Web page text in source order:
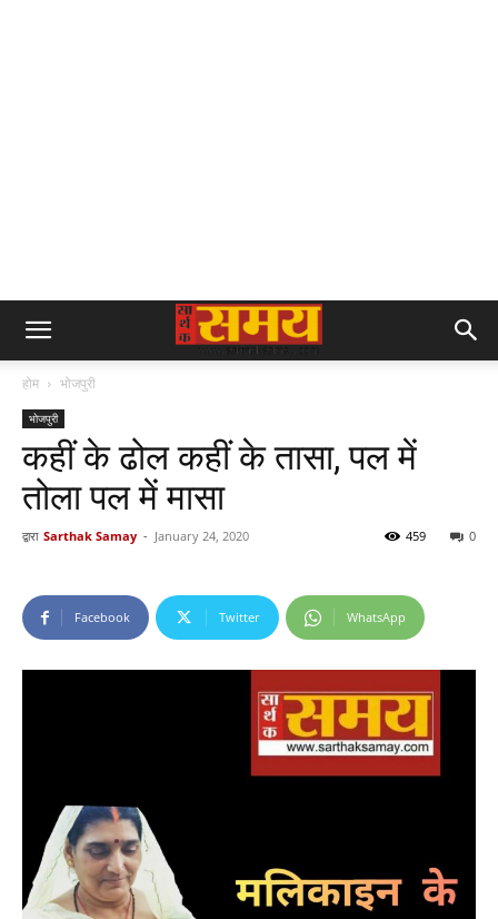
होम भोजपुरी
भोजपुरी
कहीं के ढोल कहीं के तासा, पल में
तोला पल में मासा
द्वारा Sarthak Samay - January 24, 2020 0
459
Facebook Twitter WhatsApp